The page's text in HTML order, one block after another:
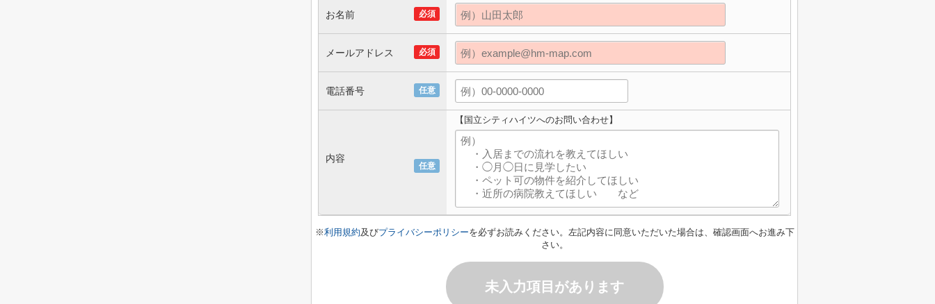
必須
お名前
必須
メールアドレス
任意
電話番号
任意
内容
【国立シティハイツへのお問い合わせ】
※利用規約及びプライバシーポリシーを必ずお読みください。左記内容に同意いただいた場合は、確認画面へお進み下
さい。
未入力項目があります